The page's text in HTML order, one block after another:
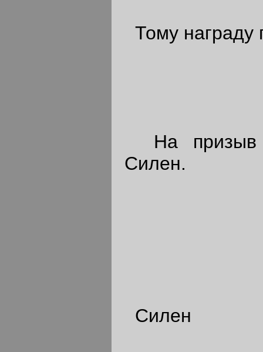
Тому награду
На призыв
Силен.
Силен